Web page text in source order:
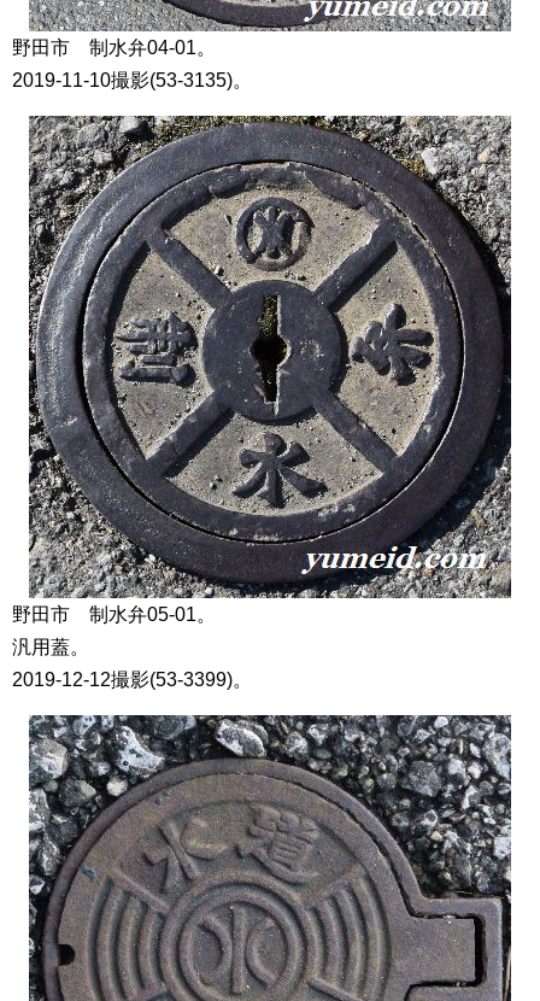
野田市 制水弁04-01。
2019-11-10撮影(53-3135)。
野田市 制水弁05-01。
汎用蓋。
2019-12-12撮影(53-3399)。